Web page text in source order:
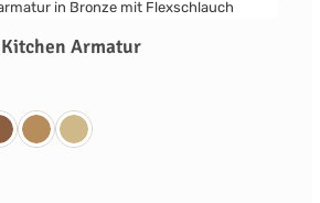
Kitchen Armatur
Gebürstet
MattSchwarz Gebürstet PVD
Kupfer Gebürstet PVD
726 Warm Bronze Gebürstet PVD
727 Messing Gebürstet PVD